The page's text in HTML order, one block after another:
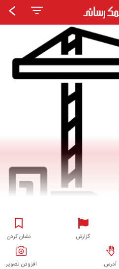
گزارش نشان کردن
آدرس افزودن تصویر